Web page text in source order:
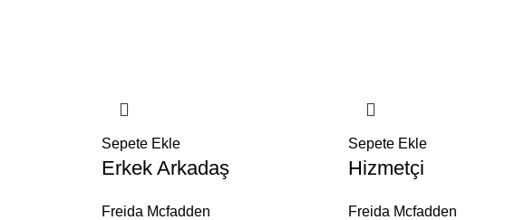
Sepete Ekle
Erkek Arkadaş
Freida Mcfadden
Sepete Ekle
Hizmetçi
Freida Mcfadden